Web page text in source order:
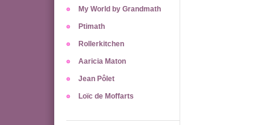
My World by Grandmath
Ptimath
Rollerkitchen
Aaricia Maton
Jean Pôlet
Loïc de Moffarts